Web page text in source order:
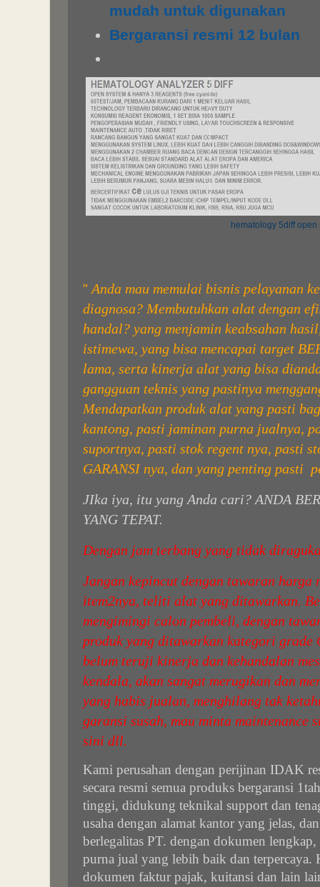
mudah untuk digunakan
Bergaransi resmi 12 bulan
hematology 5diff
" Anda mau memulai bisnis pelayanan
diagnosa? Membutuhkan alat dengan
handal? yang menjamin keabsahan
istimewa, yang bisa mencapai target
lama, serta kinerja alat yang bisa
gangguan teknis yang pastinya
Mendapatkan produk alat yang pasti
kantong, pasti jaminan purna jualnya,
suportnya, pasti stok regent nya, pasti
GARANSI nya, dan yang penting pasti
JIka iya, itu yang Anda cari? ANDA
YANG TEPAT.
Dengan jam terbang yang tidak
Jangan kepincut dengan tawaran
item2nya, teliti alat yang ditawarkan.
mengimingi calon pembeli, dengan
produk yang ditawarkan kategori grade
belum teruji kinerja dan kehandalan
kendala, akan sangat merugikan dan
yang habis jualan, menghilang tak
garansi susah, mau minta maintenance
sini dll.
Kami perusahan dengan perijinan IDAK
secara resmi semua produks bergaransi
tinggi, didukung teknikal support dan
usaha dengan alamat kantor yang jelas,
berlegalitas PT. dengan dokumen
purna jual yang lebih baik dan terpercaya.
dokumen faktur pajak, kuitansi dan lain